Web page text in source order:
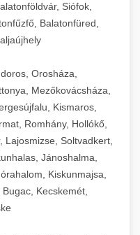
Siófok,
Balatonfüred,
Orosháza,
Mezőkovácsháza,
Kismaros,
Romhány, Hollókő,
Lajosmizse, Soltvadkert,
Jánoshalma,
Kiskunmajsa,
Kecskemét,